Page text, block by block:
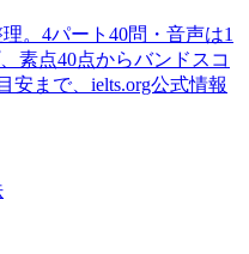
。4パート40問・音声は1
素点40点からバンドスコ
安まで、ielts.org公式情報